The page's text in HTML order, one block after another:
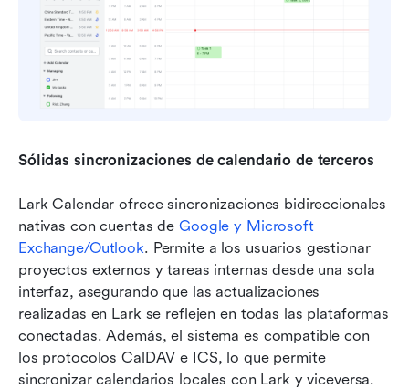
Sólidas sincronizaciones de calendario de terceros
Lark Calendar ofrece sincronizaciones bidireccionales
nativas con cuentas de Google y Microsoft
Exchange/Outlook. Permite a los usuarios gestionar
proyectos externos y tareas internas desde una sola
interfaz, asegurando que las actualizaciones
realizadas en Lark se reflejen en todas las plataformas
conectadas. Además, el sistema es compatible con
los protocolos CalDAV e ICS, lo que permite
sincronizar calendarios locales con Lark y viceversa.